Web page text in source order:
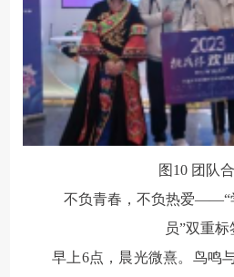
图 10 团队
不负青春，不负热爱——“
员”双重标
早上6点，晨光微熹。鸟鸣